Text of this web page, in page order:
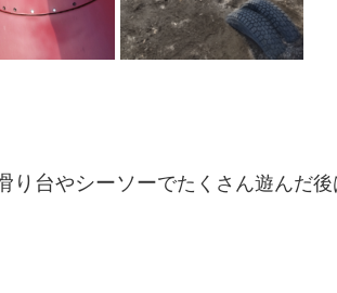
り台やシーソーでたくさん遊んだ